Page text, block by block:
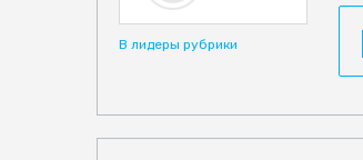
В лидеры рубрики